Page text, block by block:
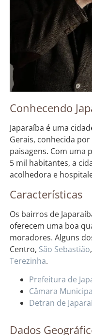
Conhecendo
Japaraíba é uma
Gerais, conhecida
paisagens. Com uma
5 mil habitantes, a
acolhedora e
Características
Os bairros de
oferecem uma boa
moradores. Alguns
Centro, São Sebastião,
Terezinha.
Prefeitura de
Câmara
Detran de
Dados